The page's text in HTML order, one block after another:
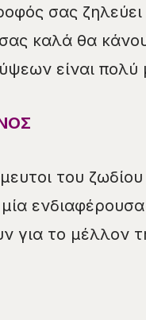
σας ζηλεύει
καλά θα
είναι πολύ
του
για το μέλλον